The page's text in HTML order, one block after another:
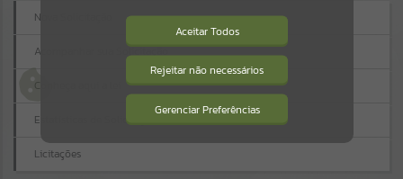
Por favor, aguarde...
Nova Solicitação
Acompanhar sua Solicitação
Estatísticas de Solicitações
Licitações
Aceitar Todos
Rejeitar não necessários
Gerenciar Preferências
Isto significa que diversos recursos
providenciados poderão não estar